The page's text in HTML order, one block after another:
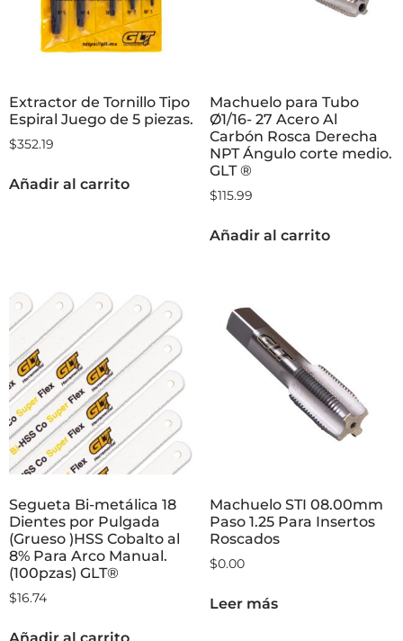
Extractor de Tornillo Tipo
Espiral Juego de 5 piezas.
$352.19
Añadir al carrito
Machuelo para Tubo
Ø1/16- 27 Acero Al
Carbón Rosca Derecha
NPT Ángulo corte medio.
GLT ®
$115.99
Añadir al carrito
Segueta Bi-metálica 18
Dientes por Pulgada
(Grueso )HSS Cobalto al
8% Para Arco Manual.
(100pzas) GLT®
$16.74
Añadir al carrito
Machuelo STI 08.00mm
Paso 1.25 Para Insertos
Roscados
$0.00
Leer más